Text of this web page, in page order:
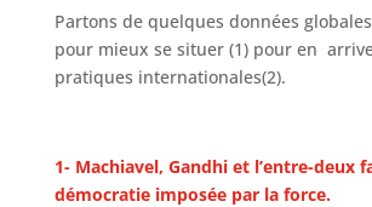
Partons de quelques données
pour mieux se situer (1) pour en
pratiques internationales(2).
1- Machiavel, Gandhi et l’entre-deux
démocratie imposée par la force.